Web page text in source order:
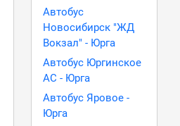
Автобус
Новосибирск "ЖД
Вокзал" - Юрга
Автобус Юргинское
АС - Юрга
Автобус Яровое -
Юрга